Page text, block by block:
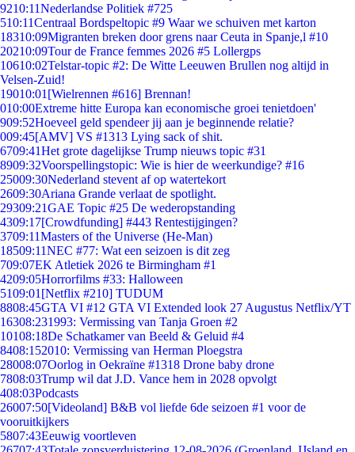
9210:11Nederlandse Politiek #725
510:11Centraal Bordspeltopic #9 Waar we schuiven met karton
18310:09Migranten breken door grens naar Ceuta in Spanje,l #10
20210:09Tour de France femmes 2026 #5 Lollergps
10610:02Telstar-topic #2: De Witte Leeuwen Brullen nog altijd in
Velsen-Zuid!
19010:01 [Wielrennen #616] Brennan!
010:00Extreme hitte Europa kan economische groei tenietdoen'
909:52Hoeveel geld spendeer jij aan je beginnende relatie?
009:45[AMV] VS #1313 Lying sack of shit.
6709:41Het grote dagelijkse Trump nieuws topic #31
8909:32Voorspellingstopic: Wie is hier de weerkundige? #16
25009:30Nederland stevent af op watertekort
2609:30Ariana Grande verlaat de spotlight.
29309:21GAE Topic #25 De wederopstanding
4309:17[Crowdfunding] #443 Rentestijgingen?
3709:11Masters of the Universe (He-Man)
18509:11NEC #77: Wat een seizoen is dit zeg
709:07EK Atletiek 2026 te Birmingham #1
4209:05Horrorfilms #33: Halloween
5109:01 [Netflix #210] TUDUM
8808:45GTA VI #12 GTA VI Extended look 27 Augustus Netflix/YT
16308:231993: Vermissing van Tanja Groen #2
10108:18De Schatkamer van Beeld & Geluid #4
8408:152010: Vermissing van Herman Ploegstra
28008:07Oorlog in Oekraïne #1318 Drone baby drone
7808:03Trump wil dat J.D. Vance hem in 2028 opvolgt
408:03Podcasts
26007:50[Videoland] B&B vol liefde 6de seizoen #1 voor de
vooruitkijkers
5807:43Eeuwig voortleven